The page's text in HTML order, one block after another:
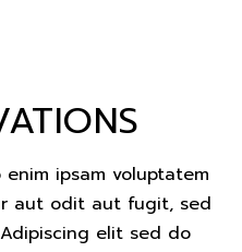
ipsam voluptatem
aut odit aut fugit, sed
elit sed do